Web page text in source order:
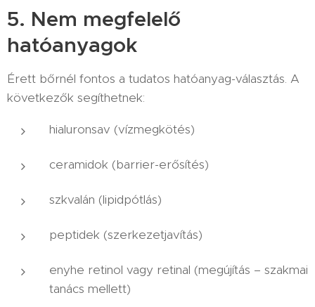
5. Nem megfelelő
hatóanyagok
Érett bőrnél fontos a tudatos hatóanyag-választás. A
következők segíthetnek:
hialuronsav (vízmegkötés)
ceramidok (barrier-erősítés)
szkvalán (lipidpótlás)
peptidek (szerkezetjavítás)
enyhe retinol vagy retinal (megújítás – szakmai
tanács mellett)